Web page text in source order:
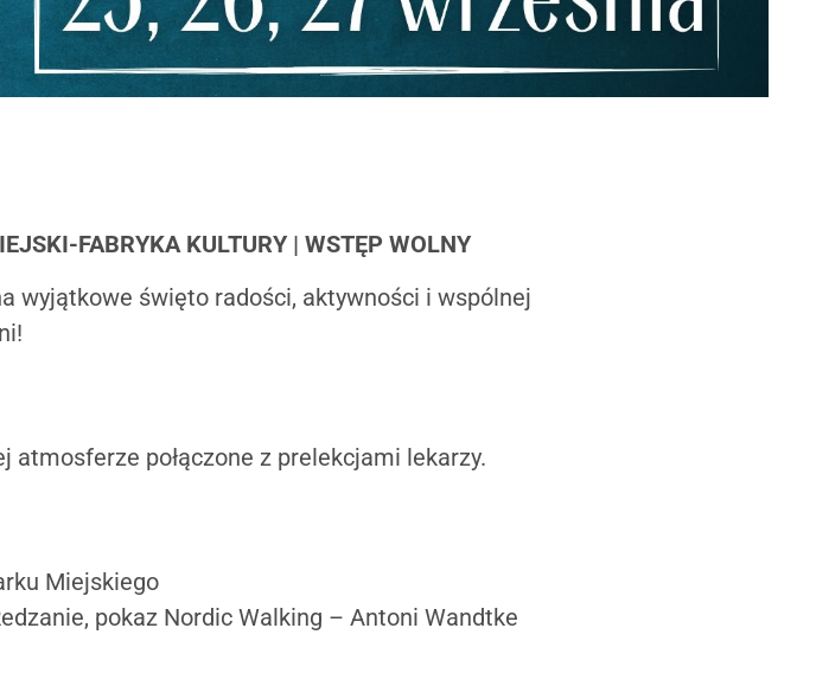
FABRYKA KULTURY | WSTĘP WOLNY
wyjątkowe święto radości, aktywności i wspólnej
atmosferze połączone z prelekcjami lekarzy.
Miejskiego
pokaz Nordic Walking – Antoni Wandtke